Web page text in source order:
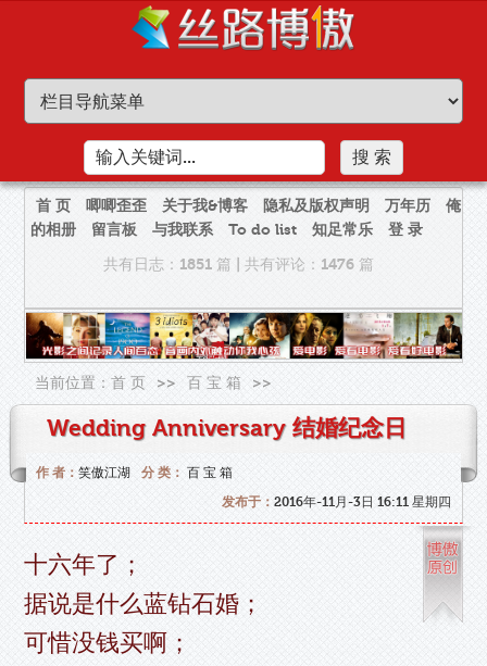
首 页 唧唧歪歪 关于我&博客 隐私及版权声明 万年历
俺
的相册
留言板 与我联系 To do list 知足常乐
登 录
共有日志：1851 篇
共有评论：1476 篇
当前位置：首 页 >> 百 宝 箱 >>
Wedding Anniversary 结婚纪念日
作 者：笑傲江湖 分 类： 百 宝 箱
发布于： 2016年-11月-3日 16:11 星期四
十六年了；
据说是什么蓝钻石婚；
可惜没钱买啊；